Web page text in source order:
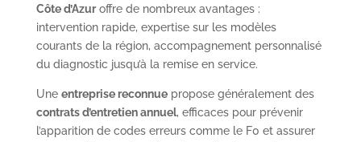
Côte d’Azuroffre de nombreux avantages :
intervention rapide, expertise sur les modèles
courants de la région, accompagnement personnalisé
du diagnostic jusqu’à la remise en service.
Une entreprise reconnuepropose généralement des
contrats d’entretien annuel, efficaces pour prévenir
l’apparition de codes erreurs comme le F0 et assurer